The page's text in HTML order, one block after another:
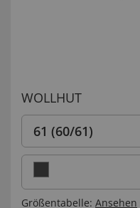
WOLLHUT
61 (60/61)
Größentabelle: Ansehen